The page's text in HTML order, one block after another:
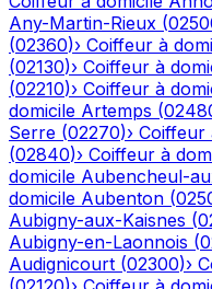
Any-Martin-Rieux (
(02360)› Coiffeur à
(02130)› Coiffeur à
(02210)› Coiffeur à
domicile Artemps (
Serre (02270)› Coiffeur
(02840)› Coiffeur à
domicile Aubencheul-
domicile Aubenton (
Aubigny-aux-Kaisnes (
Aubigny-en-Laonnois (
Audignicourt (02300)›